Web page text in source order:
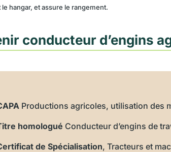
hangar, et assure le rangement.
conducteur d’engins
Productions agricoles, utilisation des
homologué Conducteur d’engins de
de Spécialisation, Tracteurs et